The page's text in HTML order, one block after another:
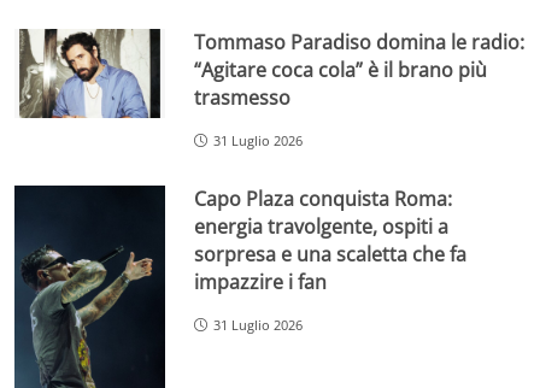
Tommaso Paradiso domina le radio:
“Agitare coca cola” è il brano più
trasmesso
31 Luglio 2026
Capo Plaza conquista Roma:
energia travolgente, ospiti a
sorpresa e una scaletta che fa
impazzire i fan
31 Luglio 2026